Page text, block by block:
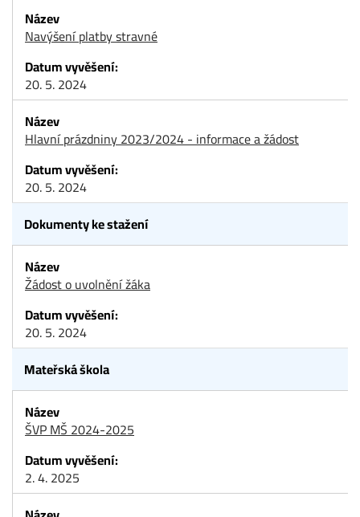
Navýšení platby stravné
20. 5. 2024
Hlavní prázdniny 2023/2024 - informace a žádost
20. 5. 2024
Dokumenty ke stažení
Žádost o uvolnění žáka
20. 5. 2024
Mateřská škola
ŠVP MŠ 2024-2025
2. 4. 2025